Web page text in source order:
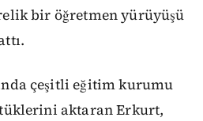
bir öğretmen yürüyüşü
çeşitli eğitim kurumu
aktaran Erkurt,